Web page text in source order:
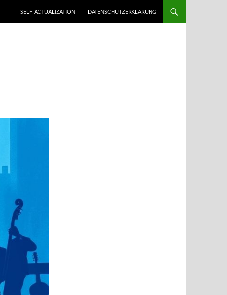
SELF-ACTUALIZATION DATENSCHUTZERKLÄRUNG